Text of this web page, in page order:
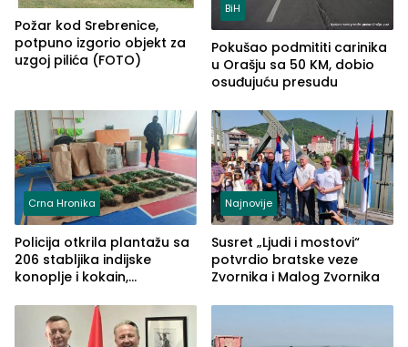
Požar kod Srebrenice,
potpuno izgorio objekt za
uzgoj pilića (FOTO)
BiH
Pokušao podmititi carinika
u Orašju sa 50 KM, dobio
osuđujuću presudu
Crna Hronika
Policija otkrila plantažu sa
206 stabljika indijske
konoplje i kokain,
(FOTO)
Najnovije
Susret „Ljudi i mostovi“
potvrdio bratske veze
Zvornika i Malog Zvornika